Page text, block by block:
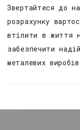
Звертайтеся до
розрахунку
втілити в життя
забезпечити
металевих